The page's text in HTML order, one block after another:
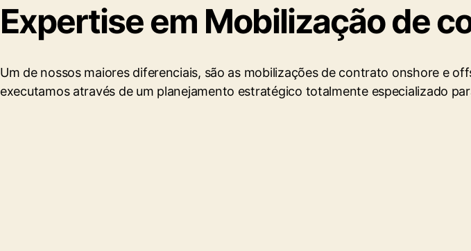
Expertise em Mobilização de
Um de nossos maiores diferenciais, são as mobilizações de contrato onshore e
executamos através de um planejamento estratégico totalmente especializado